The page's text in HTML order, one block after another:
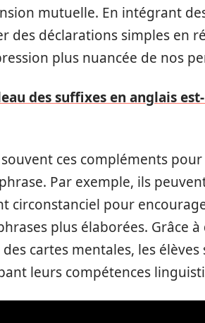
mutuelle. En intégrant
des déclarations simples en
plus nuancée de nos
des suffixes en anglais
ces compléments
Par exemple, ils
pour
plus élaborées. Grâce à
cartes mentales, les
leurs compétences